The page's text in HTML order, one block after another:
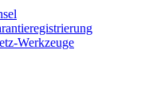
Werkzeuge